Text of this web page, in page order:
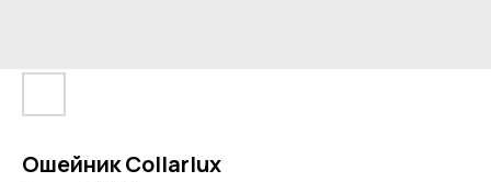
Ошейник Collarlux